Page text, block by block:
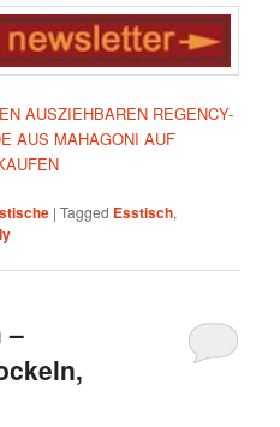
AUSZIEHBAREN REGENCY-
AUS MAHAGONI AUF
|Tagged Esstisch,
–